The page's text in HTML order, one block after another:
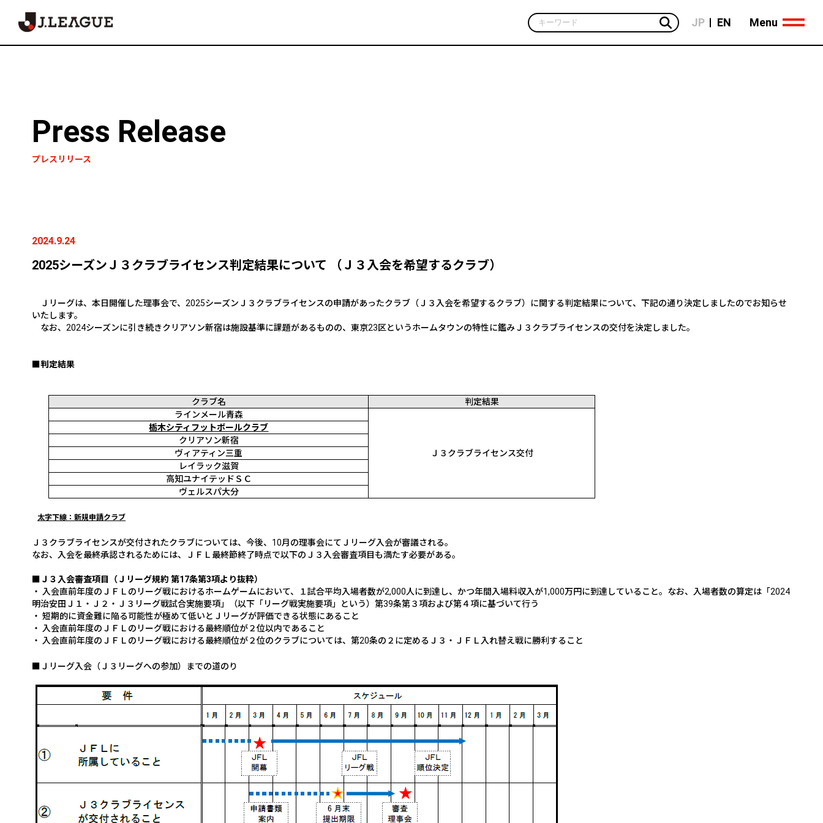
JP EN Menu
Press Release
プレスリリース
2024.9.24
2025シーズンＪ３クラブライセンス判定結果について （Ｊ３入会を希望するクラブ）
Ｊリーグは、本日開催した理事会で、 2025シーズンＪ３クラブライセンスの申請があったクラブ（Ｊ３入会を希望するクラブ）に関する判定結果について、下記の通り決定しましたのでお知らせ
いたします。
なお、 2024シーズンに引き続きクリアソン新宿は施設基準に課題があるものの、東京23区というホームタウンの特性に鑑みＪ３クラブライセンスの交付を決定しました。
■判定結果
クラブ名
判定結果
ラインメール青森
Ｊ３クラブライセンス交付
栃木シティフットボールクラブ
クリアソン新宿
ヴィアティン三重
レイラック滋賀
高知ユナイテッドＳＣ
ヴェルスパ大分
太字下線：新規申請クラブ
Ｊ３クラブライセンスが交付されたクラブについては、今後、 10月の理事会にてＪリーグ入会が審議される。
なお、入会を最終承認されるためには、ＪＦＬ最終節終了時点で以下のＪ３入会審査項目も満たす必要がある。
■Ｊ３入会審査項目（Ｊリーグ規約 第17条第3項より抜粋）
・ 入会直前年度のＪＦＬのリーグ戦におけるホームゲームにおいて、１試合平均入場者数が2,000人に到達し、 かつ年間入場料収入が1,000万円に到達していること。なお、入場者数の算定は「2024
明治安田Ｊ１・Ｊ２・Ｊ３ リーグ戦試合実施要項」（以下「リーグ戦実施要項」という）第39条第３項および第４項に基づいて行う
・ 短期的に資金難に陥る可能性が極めて低いとＪリーグが評価できる状態にあること
・ 入会直前年度のＪＦＬのリーグ戦における最終順位が２位以内であること
・ 入会直前年度のＪＦＬのリーグ戦における最終順位が２位のクラブについては、第20条の２に定めるＪ３・ＪＦＬ入れ替え戦に勝利すること
■Ｊリーグ入会（Ｊ３リーグへの参加）までの道のり